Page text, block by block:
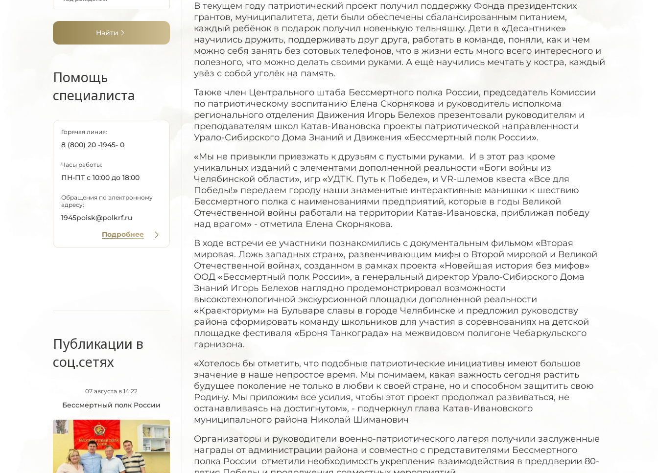
Найти
Помощь
специалиста
Горячая линия:
8 (800) 20 -1945- 0
Часы работы:
ПН-ПТ с 10:00 до 18:00
Обращения по электронному
адресу:
1945poisk@polkrf.ru
Подробнее
Публикации в
соц.сетях
07 августа в 14:22
Бессмертный полк России
В текущем году патриотический проект получил поддержку Фонда президентских
грантов, муниципалитета, дети были обеспечены сбалансированным питанием,
каждый ребёнок в подарок получил новенькую тельняшку. Дети в «Десантнике»
научились дружить, поддерживать друг друга, работать в команде, поняли, как и чем
можно себя занять без сотовых телефонов, что в жизни есть много всего интересного и
полезного, что можно делать своими руками. А ещё научились мечтать у костра, каждый
увёз с собой уголёк на память.
Также член Центрального штаба Бессмертного полка России, председатель Комиссии
по патриотическому воспитанию Елена Скорнякова и руководитель исполкома
регионального отделения Движения Игорь Белехов презентовали руководителям и
преподавателям школ Катав-Ивановска проекты патриотической направленности
Урало-Сибирского Дома Знаний и Движения «Бессмертный полк России».
«Мы не привыкли приезжать к друзьям с пустыми руками. И в этот раз кроме
уникальных изданий с элементами дополненной реальности «Боги войны из
Челябинской области», игр «УДТК. Путь к Победе», и VR-шлемов квеста «Все для
Победы!» передаем городу наши знаменитые интерактивные манишки к шествию
Бессмертного полка с наименованиями предприятий, которые в годы Великой
Отечественной войны работали на территории Катав-Ивановска, приближая победу
над врагом» - отметила Елена Скорнякова.
В ходе встречи ее участники познакомились с документальным фильмом «Вторая
мировая. Ложь западных стран», развенчивающим мифы о Второй мировой и Великой
Отечественной войнах, созданном в рамках проекта «Новейшая история без мифов»
ООД «Бессмертный полк России», а генеральный директор Урало-Сибирского Дома
Знаний Игорь Белехов наглядно продемонстрировал возможности
высокотехнологичной экскурсионной площадки дополненной реальности
«Краекториум» на Бульваре славы в городе Челябинске и предложил руководству
района сформировать команду школьников для участия в соревнованиях на детской
площадке фестиваля «Броня Танкограда» на межвидовом полигоне Чебаркульского
гарнизона.
«Хотелось бы отметить, что подобные патриотические инициативы имеют большое
значение в наше непростое время. Мы понимаем, какая важность сегодня растить
будущее поколение не только в любви к своей стране, но и способном защитить свою
Родину. Мы приложим все усилия, чтобы этот проект продолжал развиваться, не
останавливаясь на достигнутом», - подчеркнул глава Катав-Ивановского
муниципального района Николай Шиманович
Организаторы и руководители военно-патриотического лагеря получили заслуженные
награды от администрации района и совместно с представителями Бессмертного
полка России отметили необходимость укрепления взаимодействия в преддверии 80-